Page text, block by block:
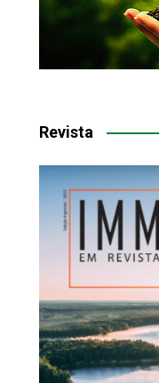
Revista